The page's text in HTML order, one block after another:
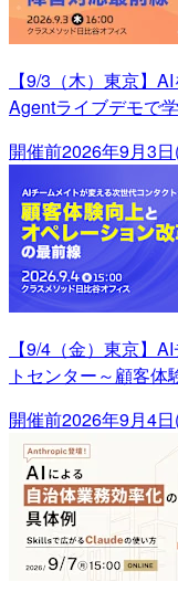
【9/3（木）東京】
Agentライブデモで
開催前2026年9月3
【9/4（金）東京】
トセンター～顧客
開催前2026年9月4